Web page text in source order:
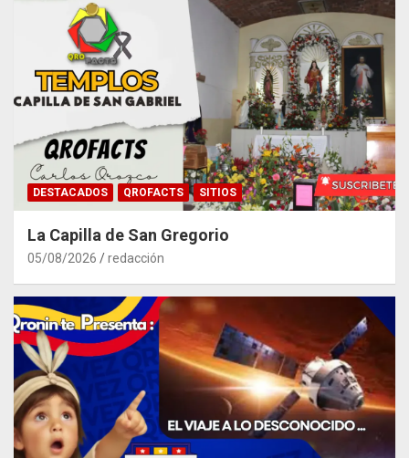
DESTACADOS QROFACTS SITIOS
La Capilla de San Gregorio
05/08/2026 redacción